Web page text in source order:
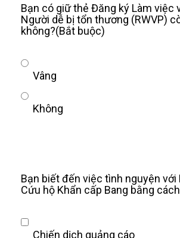
Bạn có giữ thẻ Đăng ký Làm việc
Người dễ bị tổn thương (RWVP)
không?(Bắt buộc)
Vâng
Không
Bạn biết đến việc tình nguyện với
Cứu hộ Khẩn cấp Bang bằng
Chiến dịch quảng cáo